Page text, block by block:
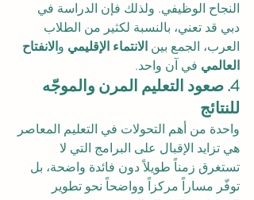
النجاح الوظيفي. ولذلك فإن الدراسة في
دبي قد تعني، بالنسبة لكثير من الطلاب
العرب، الجمع بين الانتماء الإقليمي والانفتاح
العالمي في آن واحد.
4. صعود التعليم المرن والموجّه
للنتائج
واحدة من أهم التحولات في التعليم المعاصر
هي تزايد الإقبال على البرامج التي لا
تستغرق زمناً طويلاً دون فائدة واضحة، بل
توفّر مساراً مركزاً وواضحاً نحو تطوير